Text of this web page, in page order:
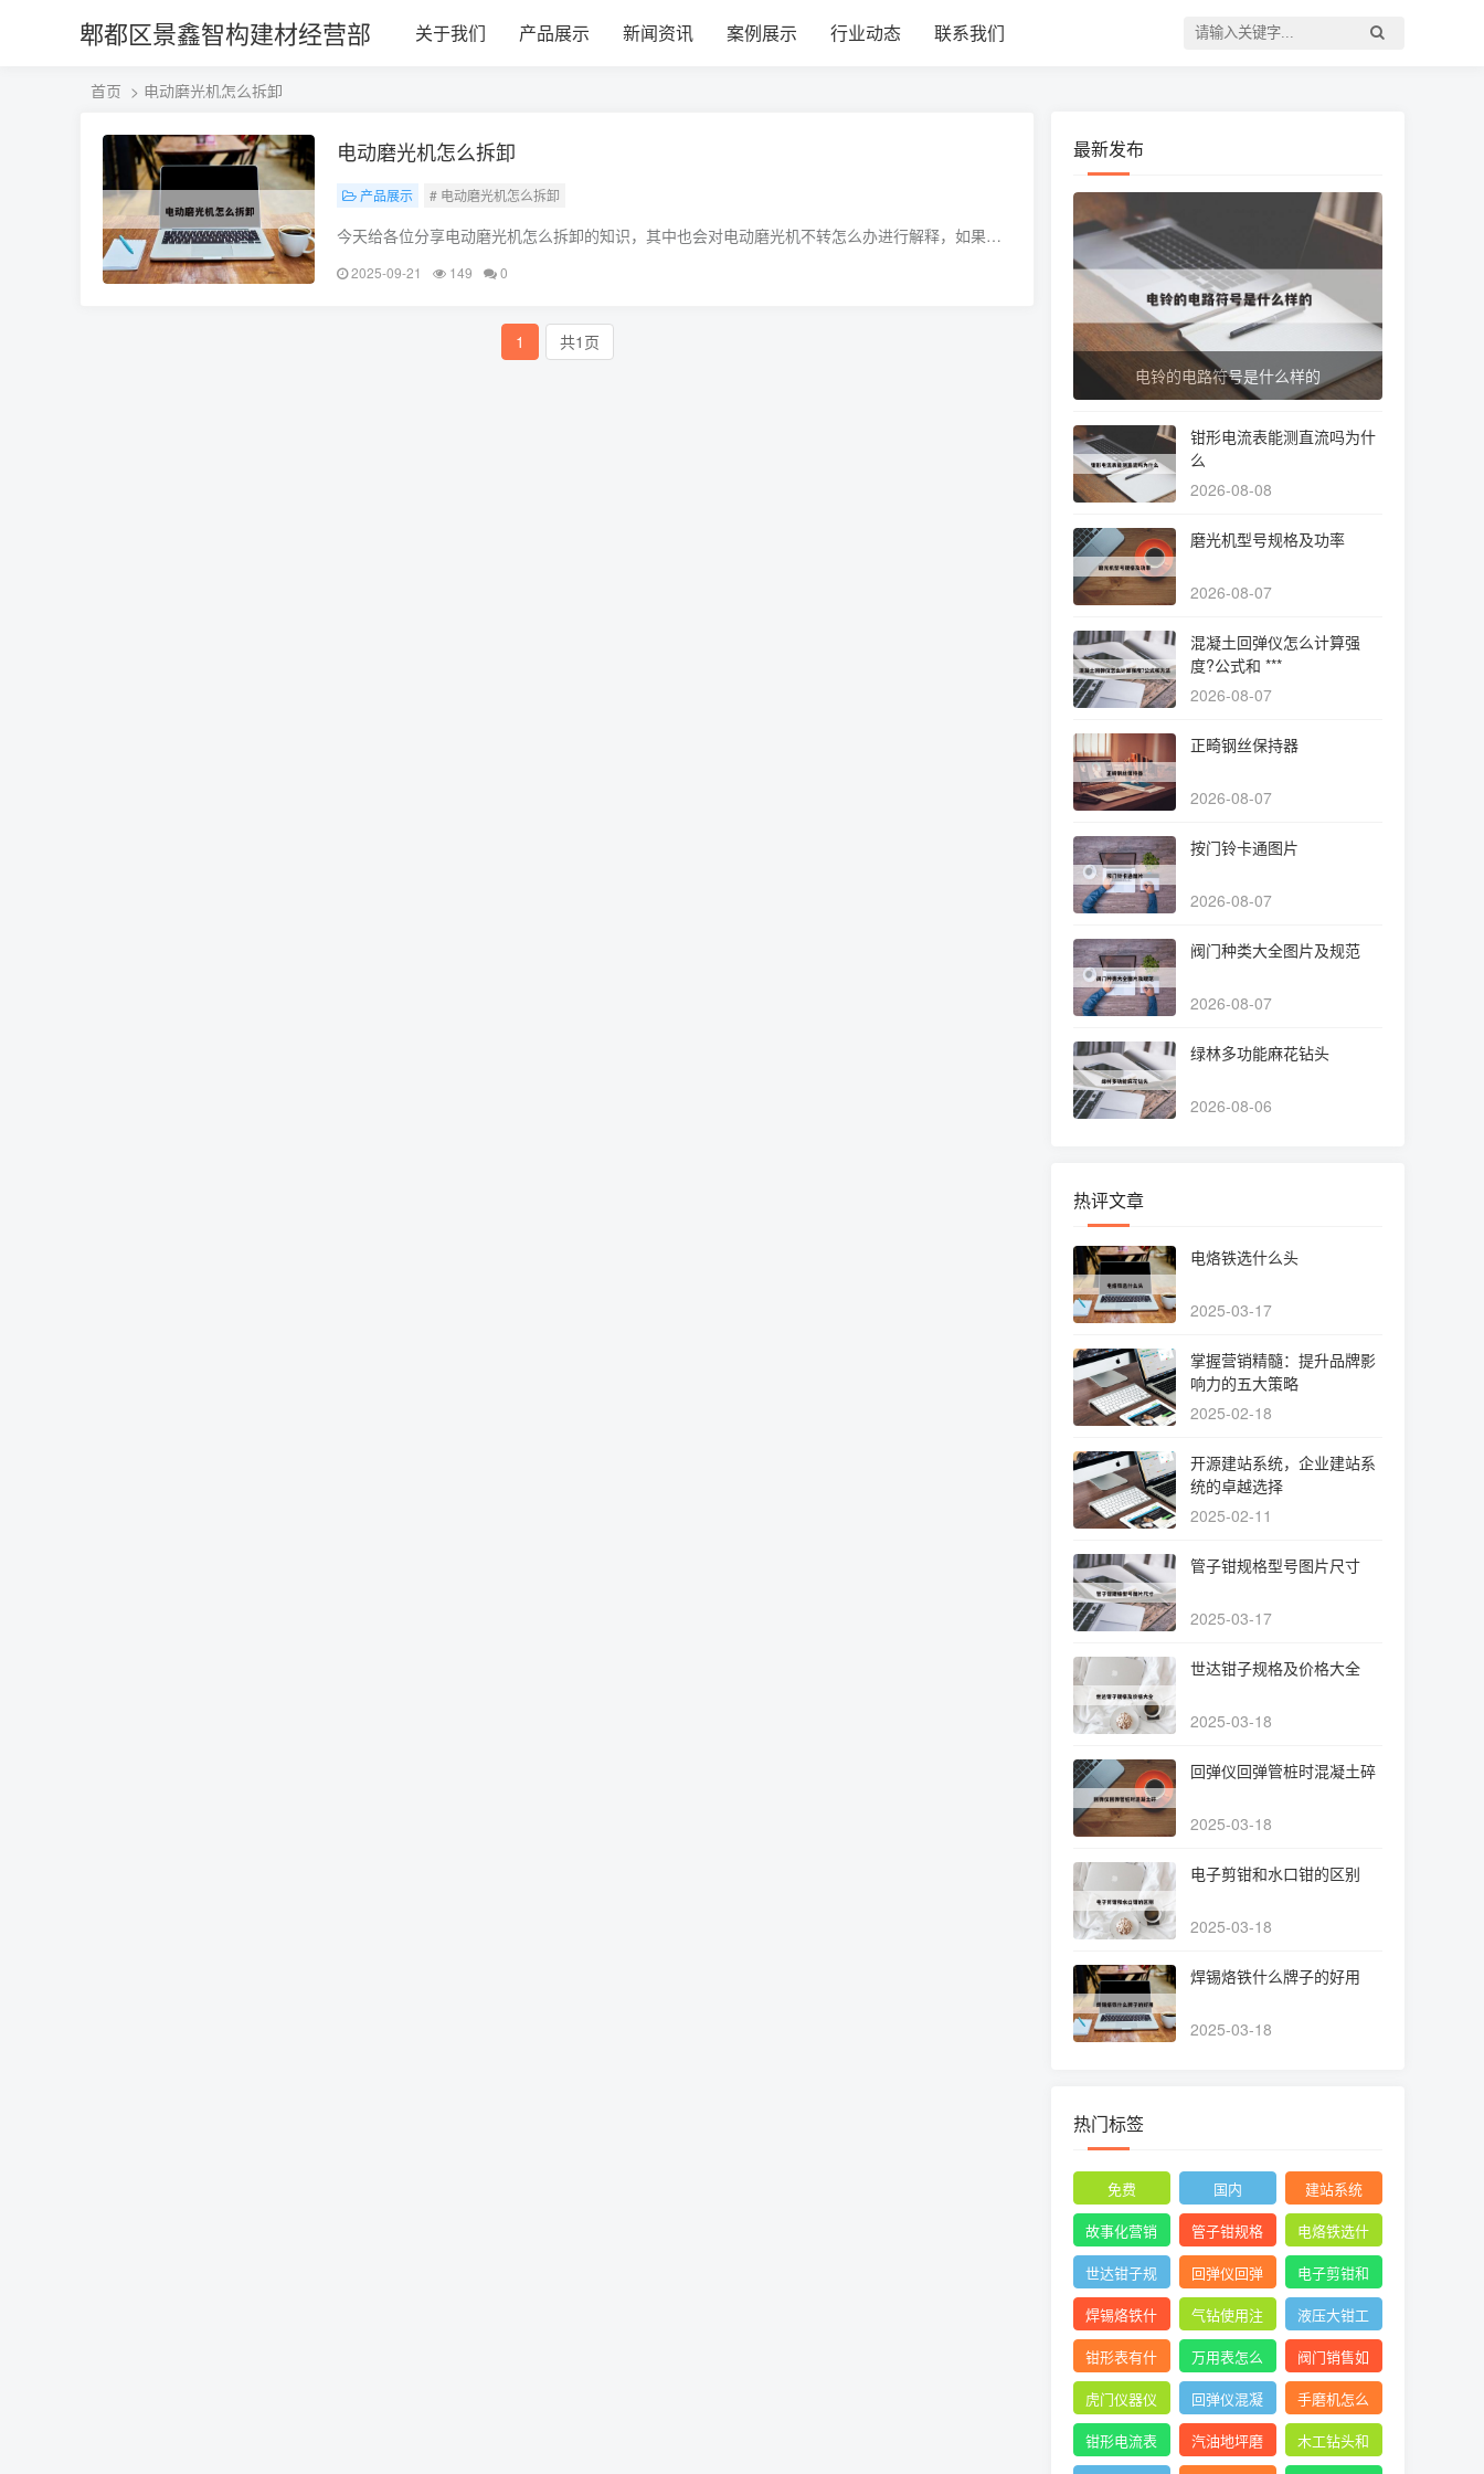
郫都区景鑫智构建材经营部 关于我们 产品展示 新闻资讯 案例展示 行业动态 联系我们
首页 > 电动磨光机怎么拆卸
电动磨光机怎么拆卸
产品展示 # 电动磨光机怎么拆卸
今天给各位分享电动磨光机怎么拆卸的知识，其中也会对电动磨光机不转怎么办进行解释，如果能
片
2025-09-21 149 0
1 共1页
最新发布
电铃的电路符号是什么样的
钳形电流表能测直流吗为什
么
2026-08-08
磨光机型号规格及功率
2026-08-07
混凝土回弹仪怎么计算强
度?公式和 ***
2026-08-07
正畸钢丝保持器
2026-08-07
按门铃卡通图片
2026-08-07
阀门种类大全图片及规范
2026-08-07
绿林多功能麻花钻头
2026-08-06
热评文章
电烙铁选什么头
2025-03-17
掌握营销精髓：提升品牌影
响力的五大策略
2025-02-18
开源建站系统，企业建站系
统的卓越选择
2025-02-11
管子钳规格型号图片尺寸
2025-03-17
世达钳子规格及价格大全
2025-03-18
回弹仪回弹管桩时混凝土碎
2025-03-18
电子剪钳和水口钳的区别
2025-03-18
焊锡烙铁什么牌子的好用
2025-03-18
热门标签
免费 国内
建站系统
故事化营销
管子钳规格
型号图片尺
寸
电烙铁选什
么头
世达钳子规
格及价格大
全
回弹仪回弹
管桩时混凝
土碎
电子剪钳和
水口钳的区
别
焊锡烙铁什
么牌子的好
用
气钻使用注
意图片
液压大钳工
作原理
钳形表有什
么用
万用表怎么
测三相电压
平衡
阀门销售如
何找 ***
虎门仪器仪
表校验
回弹仪混凝
土强度通用
计算公式
手磨机怎么
拆
钳形电流表
汽油地坪磨
木工钻头和